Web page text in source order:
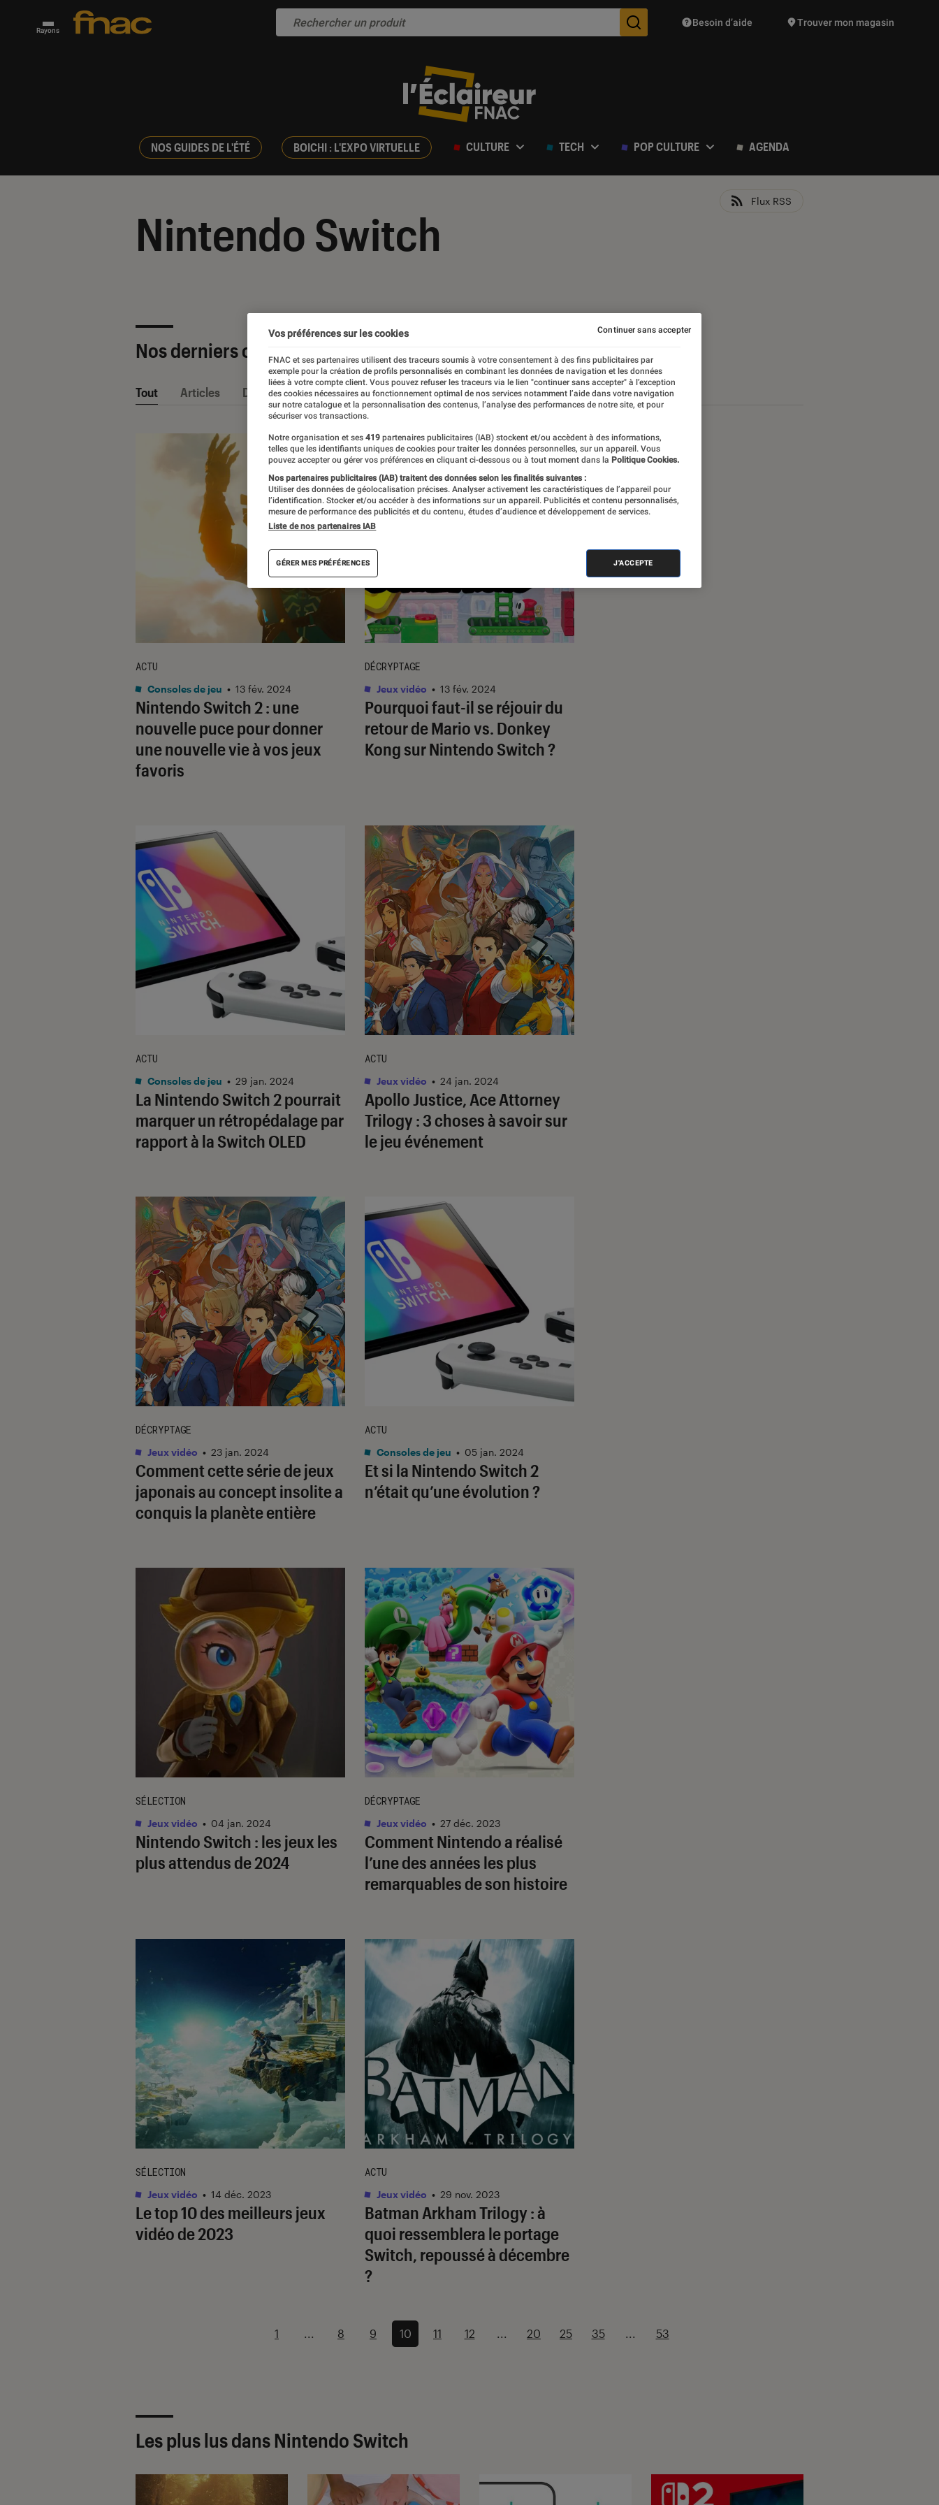
Rayons Des suggestions de produits vont vous être proposées
Besoin d’aide Trouver mon magasin
NOS GUIDES DE L'ÉTÉ BOICHI : L'EXPO VIRTUELLE CULTURE TECH POP CULTURE AGENDA
Nintendo Switch
Flux RSS
Nos derniers contenus
Tout Articles Dossiers Sélections et guides Tests
Nintendo Switch 2 : une
nouvelle puce pour donner
une nouvelle vie à vos jeux
favoris
ACTU
Consoles de jeu • 13 fév. 2024
Pourquoi faut-il se réjouir du
retour deMario vs. Donkey
Kongsur Nintendo Switch ?
DÉCRYPTAGE
Jeux vidéo • 13 fév. 2024
La Nintendo Switch 2 pourrait
marquer un rétropédalage par
rapport à la Switch OLED
ACTU
Consoles de jeu • 29 jan. 2024
Apollo Justice, Ace Attorney
Trilogy : 3 choses à savoir sur
le jeu événement
ACTU
Jeux vidéo • 24 jan. 2024
Comment cette série de jeux
japonais au concept insolite a
conquis la planète entière
DÉCRYPTAGE
Jeux vidéo • 23 jan. 2024
Et si la Nintendo Switch 2
n’était qu’une évolution ?
ACTU
Consoles de jeu • 05 jan. 2024
Nintendo Switch : les jeux les
plus attendus de 2024
SÉLECTION
Jeux vidéo • 04 jan. 2024
Comment Nintendo a réalisé
l’une des années les plus
remarquables de son histoire
DÉCRYPTAGE
Jeux vidéo • 27 déc. 2023
Le top 10 des meilleurs jeux
vidéo de 2023
SÉLECTION
Jeux vidéo • 14 déc. 2023
Batman Arkham Trilogy : à
quoi ressemblera le portage
Switch, repoussé à décembre
?
ACTU
Jeux vidéo • 29 nov. 2023
1 ... 8 9 10 11 12 ... 20 25 35 ... 53
Les plus lus dans Nintendo Switch
Vos préférences sur les cookies
FNAC et ses partenaires utilisent des traceurs soumis à votre consentement à des fins publicitaires par
exemple pour la création de profils personnalisés en combinant les données de navigation et les données
liées à votre compte client. Vous pouvez refuser les traceurs via le lien "continuer sans accepter" à l’exception
des cookies nécessaires au fonctionnement optimal de nos services notamment l’aide dans votre navigation
sur notre catalogue et la personnalisation des contenus, l’analyse des performances de notre site, et pour
sécuriser vos transactions.
Notre organisation et ses 419 partenaires publicitaires (IAB) stockent et/ou accèdent à des informations,
telles que les identifiants uniques de cookies pour traiter les données personnelles, sur un appareil. Vous
pouvez accepter ou gérer vos préférences en cliquant ci-dessous ou à tout moment dans la Politique Cookies.
Nos partenaires publicitaires (IAB) traitent des données selon les finalités suivantes :
Utiliser des données de géolocalisation précises. Analyser activement les caractéristiques de l’appareil pour
l’identification. Stocker et/ou accéder à des informations sur un appareil. Publicités et contenu personnalisés,
mesure de performance des publicités et du contenu, études d’audience et développement de services.
Liste de nos partenaires IAB
GÉRER MES PRÉFÉRENCES J'ACCEPTE
Continuer sans accepter